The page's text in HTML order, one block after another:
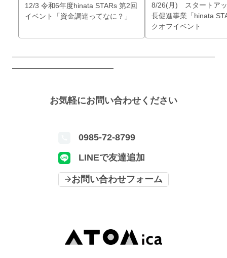
12/3 令和6年度hinata STARs 第2回
イベント「資金調達ってなに？」
8/26(月) スタートア
長促進事業「hinata
クオフイベント
お気軽にお問い合わせください
0985-72-8799
LINEで友達追加
お問い合わせフォーム